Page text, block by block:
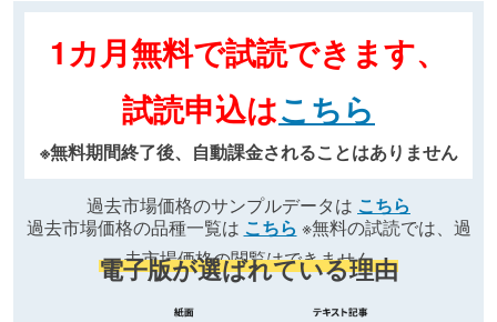
1カ月無料で試読できます、
試読申込はこちら
※無料期間終了後、自動課金されることはありません
過去市場価格のサンプルデータは こちら
過去市場価格の品種一覧は こちら ※無料の試読では、過
去市場価格の閲覧はできません
電子版が選ばれている理由